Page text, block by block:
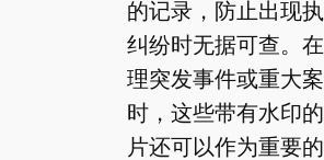
的记录，防止出现
纠纷时无据可查。
理突发事件或重大
时，这些带有水印
片还可以作为重要